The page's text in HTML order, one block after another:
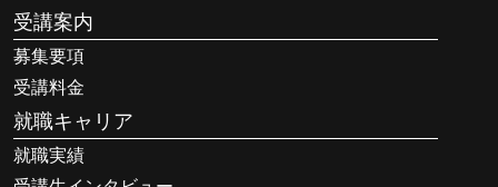
受講案内
募集要項
受講料金
就職キャリア
就職実績